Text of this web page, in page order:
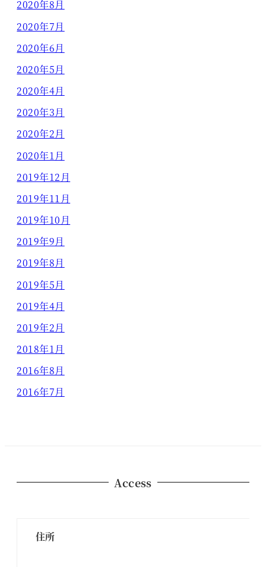
2020年8月
2020年7月
2020年6月
2020年5月
2020年4月
2020年3月
2020年2月
2020年1月
2019年12月
2019年11月
2019年10月
2019年9月
2019年8月
2019年5月
2019年4月
2019年2月
2018年1月
2016年8月
2016年7月
Access
住所